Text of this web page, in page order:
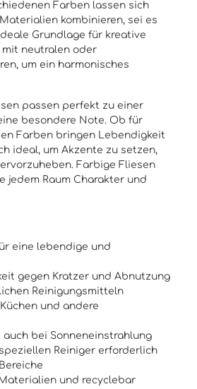
Farben lassen sich
kombinieren, sei es
Grundlage für kreative
neutralen oder
um ein harmonisches
passen perfekt zu einer
besondere Note. Ob für
Farben bringen Lebendigkeit
ideal, um Akzente zu setzen,
Farbige Fliesen
jedem Raum Charakter und
eine lebendige und
gegen Kratzer und Abnutzung
Reinigungsmitteln
und andere
bei Sonneneinstrahlung
Reiniger erforderlich
und recyclebar